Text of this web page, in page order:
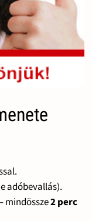
adóbevallás).
mindössze2 perc